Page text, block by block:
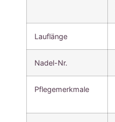
Lauflänge
Nadel-Nr.
Pflegemerkmale